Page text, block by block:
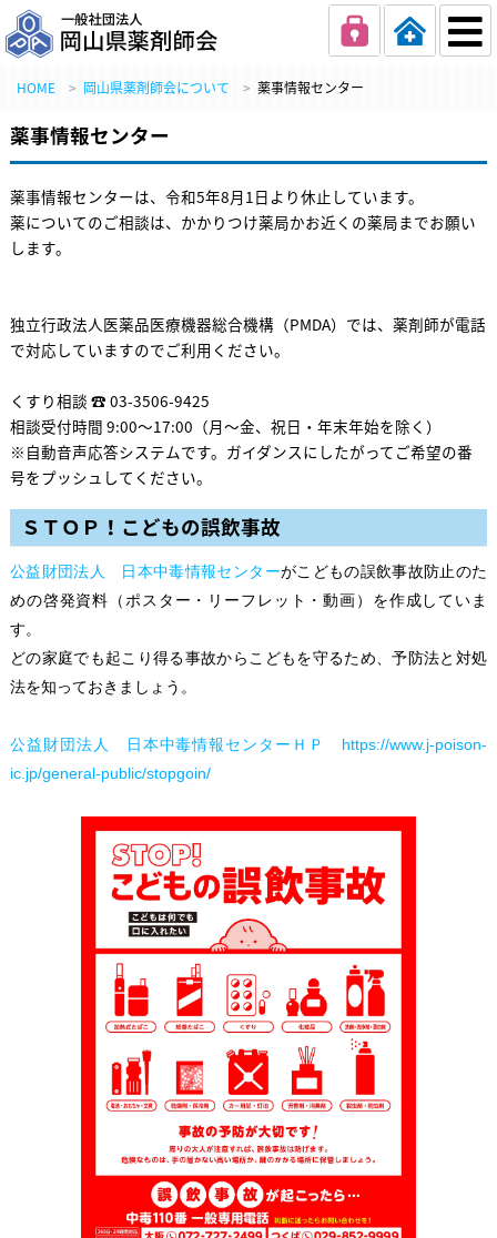
一般社団法人 岡
HOME 岡山県薬剤師会について 薬事情報センター
薬事情報センター
薬事情報センターは、令和5年8月1日より休止しています。
薬についてのご相談は、かかりつけ薬局かお近くの薬局までお願い
します。
独立行政法人医薬品医療機器総合機構（PMDA）では、薬剤師が電話
で対応していますのでご利用ください。
くすり相談 ☎ 03-3506-9425
相談受付時間 9:00～17:00（月～金、祝日・年末年始を除く）
※自動音声応答システムです。ガイダンスにしたがってご希望の番
号をプッシュしてください。
ＳＴＯＰ！こどもの誤飲事故
公益財団法人 日本中毒情報センターがこどもの誤飲事故防止のた
めの啓発資料（ポスター・リーフレット・動画）を作成していま
す。
どの家庭でも起こり得る事故からこどもを守るため、予防法と対処
法を知っておきましょう。
公益財団法人 日本中毒情報センターＨＰ https://www.j-poison-
ic.jp/general-public/stopgoin/